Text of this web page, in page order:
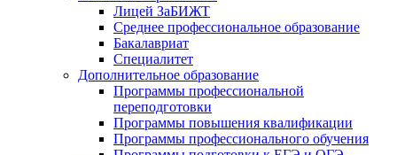
Лицей ЗаБИЖТ
Среднее профессиональное образование
Бакалавриат
Специалитет
Дополнительное образование
Программы профессиональной
переподготовки
Программы повышения квалификации
Программы профессионального обучения